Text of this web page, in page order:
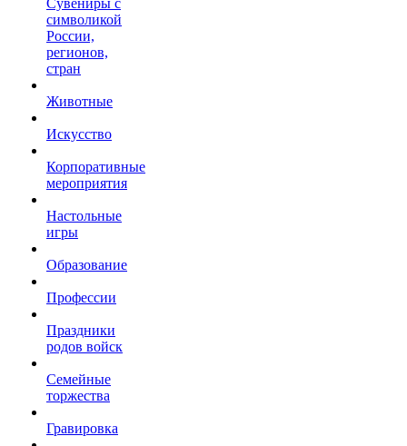
Сувениры с
символикой
России,
регионов,
стран
Животные
Искусство
Корпоративные
мероприятия
Настольные
игры
Образование
Профессии
Праздники
родов войск
Семейные
торжества
Гравировка